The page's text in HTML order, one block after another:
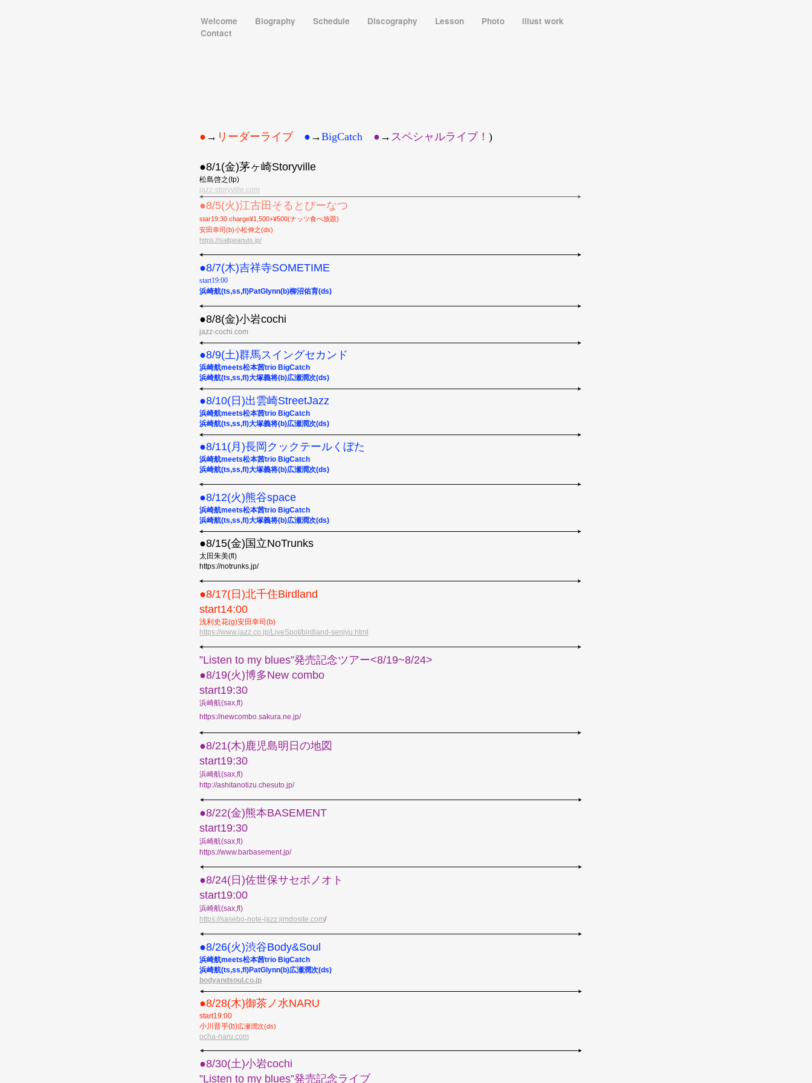
Welcome Biography Schedule Discography Lesson Photo
illust work
Contact
● → リーダーライブ ● →BigCatch ●︎ → スペシャルライブ！ )
●8/1(金)茅ヶ崎Storyville
松島啓之(tp)
jazz-storyville.com
●8/5(火)江古田そるとぴーなつ
star19:30 charge¥1,500+¥500(ナッツ食べ放題)
安田幸司(b)小松伸之(ds)
https://saltpeanuts.jp/
●8/7(木)吉祥寺SOMETIME
start19:00
浜崎航(ts,ss,fl)PatGlynn(b)柳沼佑育(ds)
●8/8(金)小岩cochi
jazz-cochi.com
●8/9(土)群馬スイングセカンド
浜崎航meets松本茜trio BigCatch
浜崎航(ts,ss,fl)大塚義将(b)広瀬潤次(ds)
●8/10(日)出雲崎StreetJazz
浜崎航meets松本茜trio BigCatch
浜崎航(ts,ss,fl)大塚義将(b)広瀬潤次(ds)
●8/11(月)長岡クックテールくぼた
浜崎航meets松本茜trio BigCatch
浜崎航(ts,ss,fl)大塚義将(b)広瀬潤次(ds)
●8/12(火)熊谷space
浜崎航meets松本茜trio BigCatch
浜崎航(ts,ss,fl)大塚義将(b)広瀬潤次(ds)
●8/15(金)国立NoTrunks
太田朱美(fl)
https://notrunks.jp/
●︎8/17(日)北千住Birdland
start14:00
浅利史花(g)安田幸司(b)
https://www.jazz.co.jp/LiveSpot/birdland-senjyu.html
”Listen to my blues”発売記念ツアー<8/19~8/24>
●︎8/19(火)博多New combo
start19:30
浜崎航(sax,fl)
https://newcombo.sakura.ne.jp/
●︎8/21(木)鹿児島明日の地図
start19:30
浜崎航(sax,fl)
http://ashitanotizu.chesuto.jp/
●︎8/22(金)熊本BASEMENT
start19:30
浜崎航(sax,fl)
https://www.barbasement.jp/
●︎8/24(日)佐世保サセボノオト
start19:00
浜崎航(sax,fl)
https://sasebo-note-jazz.jimdosite.com/
●︎8/26(火)渋谷Body&Soul
浜崎航meets松本茜trio BigCatch
浜崎航(ts,ss,fl)PatGlynn(b)広瀬潤次(ds)
bodyandsoul.co.jp
●︎8/28(木)御茶ノ水NARU
start19:00
小川晋平(b)広瀬潤次(ds)
ocha-naru.com
●︎8/30(土)小岩cochi
”Listen to my blues”発売記念ライブ